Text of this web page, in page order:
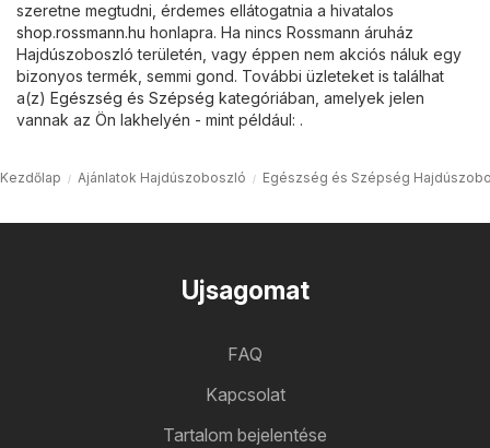
szeretne megtudni, érdemes ellátogatnia a hivatalos
shop.rossmann.hu honlapra. Ha nincs Rossmann áruház
Hajdúszoboszló területén, vagy éppen nem akciós náluk egy
bizonyos termék, semmi gond. További üzleteket is találhat
a(z) Egészség és Szépség kategóriában, amelyek jelen
vannak az Ön lakhelyén - mint például: .
Kezdőlap Ajánlatok Hajdúszoboszló Egészség és Szépség
Ujsagomat
FAQ
Kapcsolat
Tartalom bejelentése